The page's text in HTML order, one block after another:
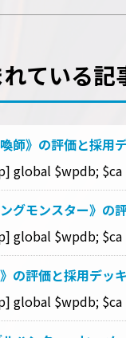
ている記
師》の評価と採用
global $wpdb; $ca
ングモンスター》の
global $wpdb; $ca
の評価と採用デッキ
global $wpdb; $ca